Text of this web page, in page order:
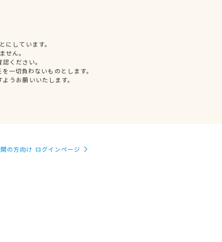
しています。
せん。
ください。
一切負わないものとします。
うお願いいたします。
の方向け ログインページ